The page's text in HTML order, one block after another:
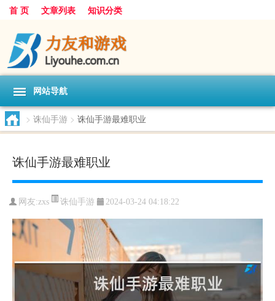
首 页 文章列表 知识分类
网站导航
> 诛仙手游 > 诛仙手游最难职业
诛仙手游最难职业
网友:zxs 诛仙手游 2024-03-24 04:18:22